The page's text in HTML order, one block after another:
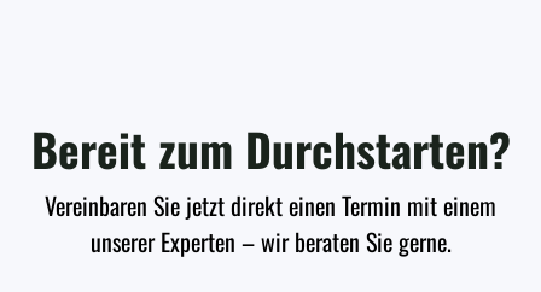
Bereit zum Durchstarten?
Vereinbaren Sie jetzt direkt einen Termin mit einem
unserer Experten – wir beraten Sie gerne.